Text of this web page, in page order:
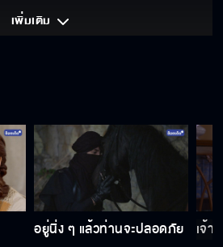
เจ้าเป็นผู้ใดกันแน่
แผนการสลับตัว
เพิ่มเติม
อยู่นิ่ง ๆ แล้วท่านจะปลอดภัย เจ้า